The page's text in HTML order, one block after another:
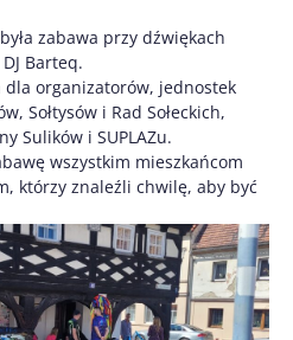
zabawa przy dźwiękach
Barteq.
organizatorów, jednostek
Sołtysów i Rad Sołeckich,
Sulików i SUPLAZu.
wszystkim mieszkańcom
którzy znaleźli chwilę, aby być